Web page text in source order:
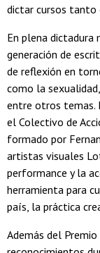
dictar cursos tanto
En plena
generación de
de reflexión en
como la
entre otros temas.
el Colectivo de
formado por
artistas visuales
performance y la
herramienta para
país, la práctica
Además del